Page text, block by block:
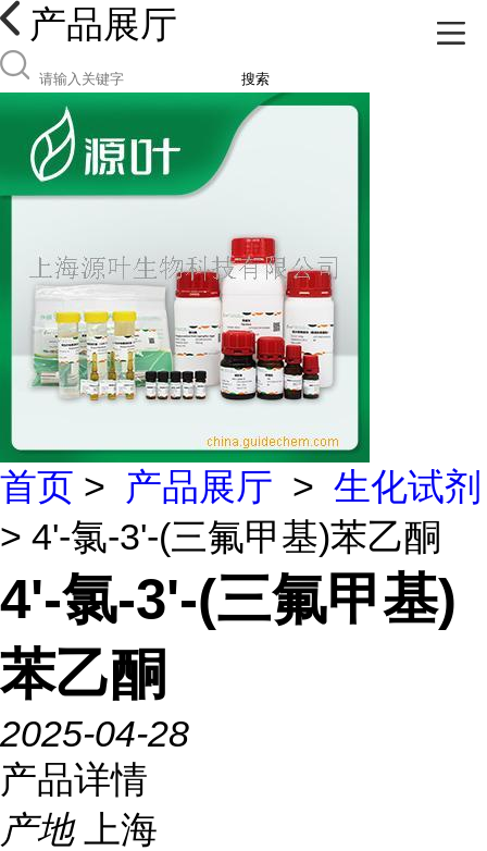
产品展厅
搜索
首页 > 产品展厅 > 生化试剂
> 4'-氯-3'-(三氟甲基)苯乙酮
4'-氯-3'-(三氟甲基)
苯乙酮
2025-04-28
产品详情
产地
上海